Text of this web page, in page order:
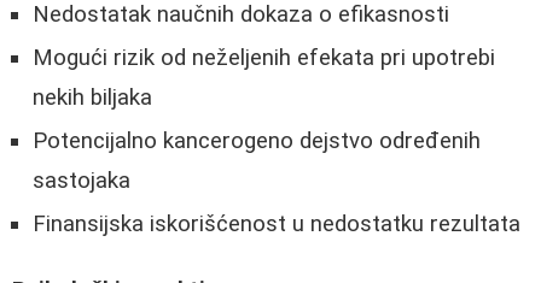
Nedostatak naučnih dokaza o efikasnosti
Mogući rizik od neželjenih efekata pri upotrebi
nekih biljaka
Potencijalno kancerogeno dejstvo određenih
sastojaka
Finansijska iskorišćenost u nedostatku rezultata